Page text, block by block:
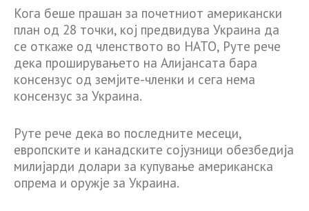
Кога беше прашан за почетниот американски
план од 28 точки, кој предвидува Украина да
се откаже од членството во НАТО, Руте рече
дека проширувањето на Алијансата бара
консензус од земјите-членки и сега нема
консензус за Украина.
Руте рече дека во последните месеци,
европските и канадските сојузници обезбедија
милијарди долари за купување американска
опрема и оружје за Украина.